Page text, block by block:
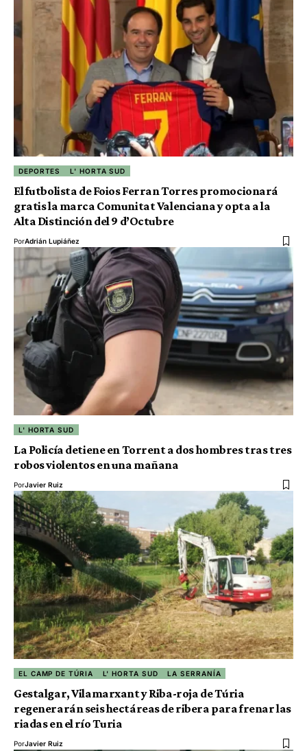
DEPORTES L' HORTA SUD
El futbolista de Foios Ferran Torres promocionará
gratis la marca Comunitat Valenciana y opta a la
Alta Distinción del 9 d’Octubre
PorAdrián Lupiáñez
L' HORTA SUD
La Policía detiene en Torrent a dos hombres tras tres
robos violentos en una mañana
PorJavier Ruiz
EL CAMP DE TÚRIA L' HORTA SUD LA SERRANÍA
Gestalgar, Vilamarxant y Riba-roja de Túria
regenerarán seis hectáreas de ribera para frenar las
riadas en el río Turia
PorJavier Ruiz